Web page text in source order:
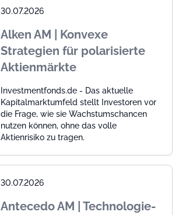
30.07.2026
Alken AM | Konvexe
Strategien für polarisierte
Aktienmärkte
Investmentfonds.de - Das aktuelle
Kapitalmarktumfeld stellt Investoren vor
die Frage, wie sie Wachstumschancen
nutzen können, ohne das volle
Aktienrisiko zu tragen.
30.07.2026
Antecedo AM | Technologie-